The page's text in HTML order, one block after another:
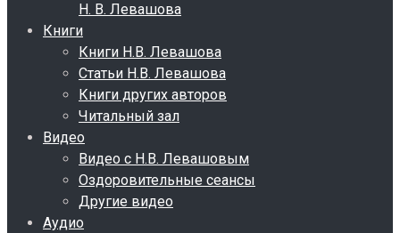
Н. В. Левашова
Книги
Книги Н.В. Левашова
Статьи Н.В. Левашова
Книги других авторов
Читальный зал
Видео
Видео с Н.В. Левашовым
Оздоровительные сеансы
Другие видео
Аудио